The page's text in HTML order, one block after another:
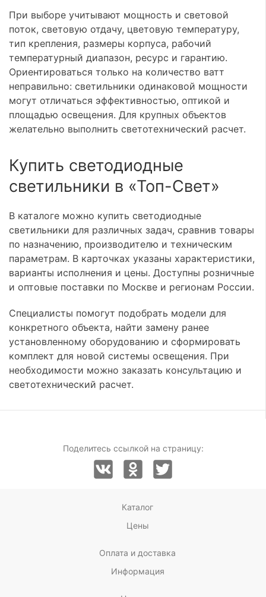
При выборе учитывают мощность и световой
поток, световую отдачу, цветовую температуру,
тип крепления, размеры корпуса, рабочий
температурный диапазон, ресурс и гарантию.
Ориентироваться только на количество ватт
неправильно: светильники одинаковой мощности
могут отличаться эффективностью, оптикой и
площадью освещения. Для крупных объектов
желательно выполнить светотехнический расчет.
Купить светодиодные
светильники в «Топ-Свет»
В каталоге можно купить светодиодные
светильники для различных задач, сравнив товары
по назначению, производителю и техническим
параметрам. В карточках указаны характеристики,
варианты исполнения и цены. Доступны розничные
и оптовые поставки по Москве и регионам России.
Специалисты помогут подобрать модели для
конкретного объекта, найти замену ранее
установленному оборудованию и сформировать
комплект для новой системы освещения. При
необходимости можно заказать консультацию и
светотехнический расчет.
Поделитесь ссылкой на страницу:
Каталог
Цены
Оплата и доставка
Информация